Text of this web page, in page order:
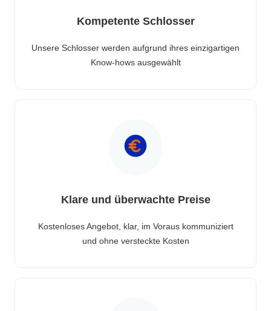
Kompetente Schlosser
Unsere Schlosser werden aufgrund ihres einzigartigen
Know-hows ausgewählt
Klare und überwachte Preise
Kostenloses Angebot, klar, im Voraus kommuniziert
und ohne versteckte Kosten